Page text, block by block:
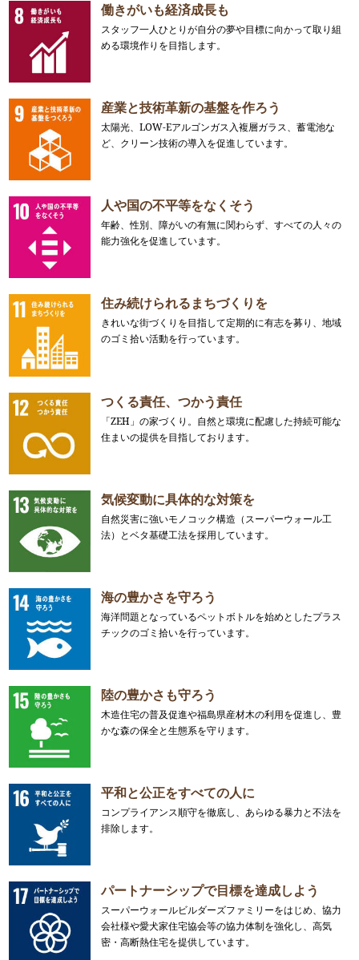
働きがいも経済成長も
スタッフ一人ひとりが自分の夢や目標に向かって取り組
める環境作りを目指します。
産業と技術革新の基盤を作ろう
太陽光、LOW-Eアルゴンガス入複層ガラス、蓄電池な
ど、クリーン技術の導入を促進しています。
人や国の不平等をなくそう
年齢、性別、障がいの有無に関わらず、すべての人々の
能力強化を促進しています。
住み続けられるまちづくりを
きれいな街づくりを目指して定期的に有志を募り、地域
のゴミ拾い活動を行っています。
つくる責任、つかう責任
「ZEH」の家づくり。自然と環境に配慮した持続可能な
住まいの提供を目指しております。
気候変動に具体的な対策を
自然災害に強いモノコック構造（スーパーウォール工
法）とベタ基礎工法を採用しています。
海の豊かさを守ろう
海洋問題となっているペットボトルを始めとしたプラス
チックのゴミ拾いを行っています。
陸の豊かさも守ろう
木造住宅の普及促進や福島県産材木の利用を促進し、豊
かな森の保全と生態系を守ります。
平和と公正をすべての人に
コンプライアンス順守を徹底し、あらゆる暴力と不法を
排除します。
パートナーシップで目標を達成しよう
スーパーウォールビルダーズファミリーをはじめ、協力
会社様や愛犬家住宅協会等の協力体制を強化し、高気
密・高断熱住宅を提供しています。